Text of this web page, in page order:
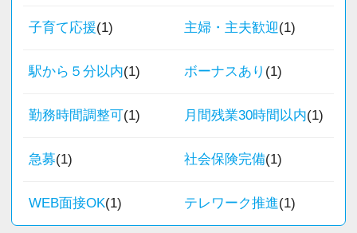
＜成長中の税理士法人＞
・従業員240名以上に拡大
・会計・税務・財務・労務まで対応
・書籍購入費／研修費は全額会社負担
・隔月で税法・実務の学習会あり
子育て応援(1) 主婦・主夫歓迎(1)
駅から５分以内(1) ボーナスあり (1)
勤務時間調整可(1) 月間残業30時間以内(1)
急募(1) 社会保険完備(1)
WEB面接OK(1) テレワーク推進(1)